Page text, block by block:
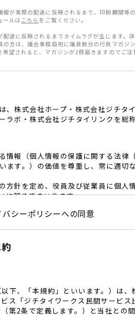
報が実際の配送に反映されるまで、印刷期間等
ールは こちら をご覧ください。
送に反映されるまでタイムラグが生じます。
方は、議会事務局宛に議員数分の行政マガジ
希望されると、マガジンが2冊届きますのでご注
株式会社ホープ・株式会社ジチタ
ボ・株式会社ジチタイリンクを総
情報（個人情報の保護に関する法律
ます。）の価値を尊重し、常に適切
方針を定め、役員及び従業員に個人
に努めてまいります。
を遵守するとともに、本ポリシーの
の範囲内で利用を致します。
に保つとともに、不正アクセス・紛
適切な措置を講じます。
ントシステムを定め、組織体制を整
バシーポリシーへの同意
下、「本規約」といいます。）は、
ス「ジチタイワークス民間サービス
第2条で定義します。）と当社との